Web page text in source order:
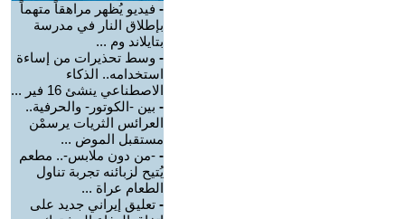
- فيديو يُظهر مراهقاً متهماً
بإطلاق النار في مدرسة
بتايلاند وم ...
- وسط تحذيرات من إساءة
استخدامه.. الذكاء
الاصطناعي ينشئ 16 فير ...
- بين -الكوتور- والحرفية..
العرائس الثريات يرسمْن
مستقبل الموض ...
- -من دون ملابس-.. مطعم
يُتيح لزبائنه تجربة تناول
الطعام عراة ...
- تعليق إيراني جديد على